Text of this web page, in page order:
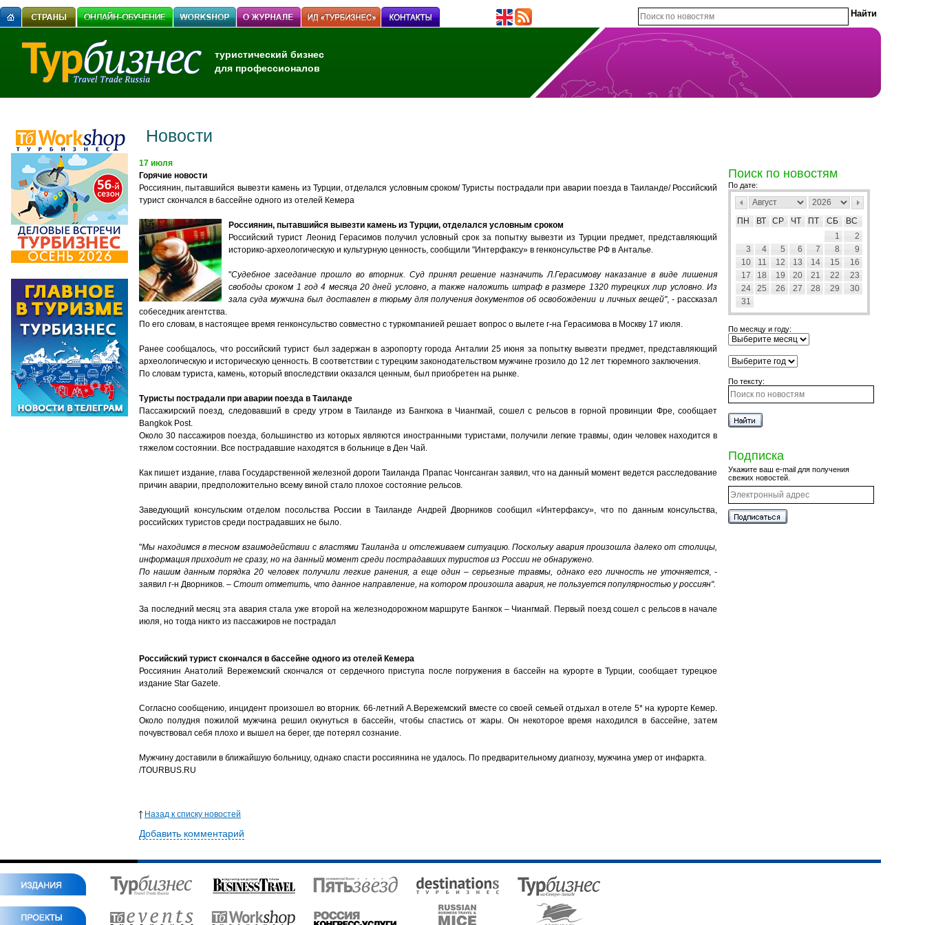
туристический бизнес
для профессионалов
Новости
17 июля
Горячие новости
Россиянин, пытавшийся вывезти камень из Турции, отделался условным сроком/ Туристы пострадали при аварии поезда в Таиланде/ Российский
турист скончался в бассейне одного из отелей Кемера
Россиянин, пытавшийся вывезти камень из Турции, отделался условным сроком
Российский турист Леонид Герасимов получил условный срок за попытку вывезти из Турции предмет, представляющий
историко-археологическую и культурную ценность, сообщили "Интерфаксу» в генконсульстве РФ в Анталье.
"Судебное заседание прошло во вторник. Суд принял решение назначить Л.Герасимову наказание в виде лишения
свободы сроком 1 год 4 месяца 20 дней условно, а также наложить штраф в размере 1320 турецких лир условно. Из
зала суда мужчина был доставлен в тюрьму для получения документов об освобождении и личных вещей", - рассказал
собеседник агентства.
По его словам, в настоящее время генконсульство совместно с туркомпанией решает вопрос о вылете г-на Герасимова в Москву 17 июля.
Ранее сообщалось, что российский турист был задержан в аэропорту города Анталии 25 июня за попытку вывезти предмет, представляющий
археологическую и историческую ценность. В соответствии с турецким законодательством мужчине грозило до 12 лет тюремного заключения.
По словам туриста, камень, который впоследствии оказался ценным, был приобретен на рынке.
Туристы пострадали при аварии поезда в Таиланде
Пассажирский поезд, следовавший в среду утром в Таиланде из Бангкока в Чиангмай, сошел с рельсов в горной провинции Фре, сообщает
Bangkok Post.
Около 30 пассажиров поезда, большинство из которых являются иностранными туристами, получили легкие травмы, один человек находится в
тяжелом состоянии. Все пострадавшие находятся в больнице в Ден Чай.
Как пишет издание, глава Государственной железной дороги Таиланда Прапас Чонгсанган заявил, что на данный момент ведется расследование
причин аварии, предположительно всему виной стало плохое состояние рельсов.
Заведующий консульским отделом посольства России в Таиланде Андрей Дворников сообщил «Интерфаксу», что по данным консульства,
российских туристов среди пострадавших не было.
"Мы находимся в тесном взаимодействии с властями Таиланда и отслеживаем ситуацию. Поскольку авария произошла далеко от столицы,
информация приходит не сразу, но на данный момент среди пострадавших туристов из России не обнаружено.
По нашим данным порядка 20 человек получили легкие ранения, а еще один – серьезные травмы, однако его личность не уточняется, -
заявил г-н Дворников. – Стоит отметить, что данное направление, на котором произошла авария, не пользуется популярностью у россиян".
За последний месяц эта авария стала уже второй на железнодорожном маршруте Бангкок – Чиангмай. Первый поезд сошел с рельсов в начале
июля, но тогда никто из пассажиров не пострадал
Российский турист скончался в бассейне одного из отелей Кемера
Россиянин Анатолий Вережемский скончался от сердечного приступа после погружения в бассейн на курорте в Турции, сообщает турецкое
издание Star Gazete.
Согласно сообщению, инцидент произошел во вторник. 66-летний А.Вережемский вместе со своей семьей отдыхал в отеле 5* на курорте Кемер.
Около полудня пожилой мужчина решил окунуться в бассейн, чтобы спастись от жары. Он некоторое время находился в бассейне, затем
почувствовал себя плохо и вышел на берег, где потерял сознание.
Мужчину доставили в ближайшую больницу, однако спасти россиянина не удалось. По предварительному диагнозу, мужчина умер от инфаркта.
/TOURBUS.RU
Назад к списку новостей
Добавить комментарий
Поиск по новостям
По дате:
ПН ВТ СР ЧТ ПТ СБ
ВС
1
2
3
4 5 6 7 8
9
10
11 12 13 14 15
16
17
18 19 20 21 22
23
24
25 26 27 28 29
30
31
По месяцу и году:
По тексту:
Подписка
Укажите ваш e-mail для получения
свежих новостей.